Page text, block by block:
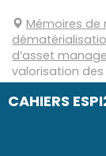
CAHIERS
Mémoires de
d’asset
valorisation